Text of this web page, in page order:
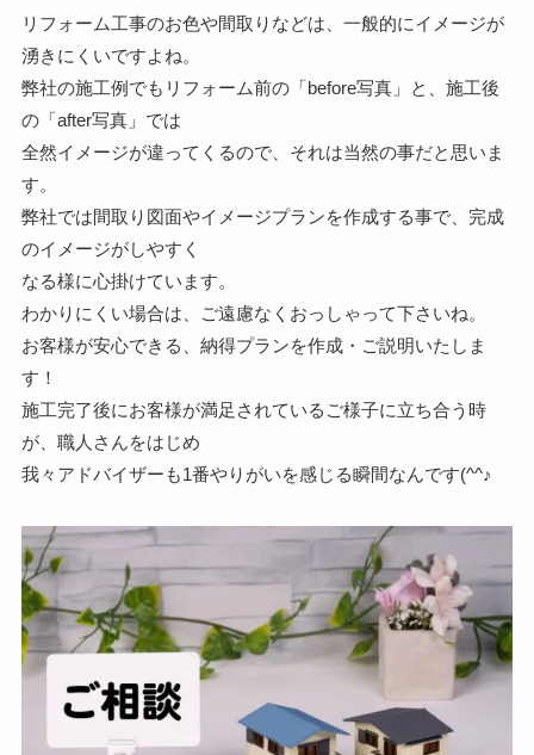
リフォーム工事のお色や間取りなどは、一般的にイメージが
湧きにくいですよね。
弊社の施工例でもリフォーム前の「before写真」と、施工後
の「after写真」では
全然イメージが違ってくるので、それは当然の事だと思いま
す。
弊社では間取り図面やイメージプランを作成する事で、完成
のイメージがしやすく
なる様に心掛けています。
わかりにくい場合は、ご遠慮なくおっしゃって下さいね。
お客様が安心できる、納得プランを作成・ご説明いたしま
す！
施工完了後にお客様が満足されているご様子に立ち合う時
が、職人さんをはじめ
我々アドバイザーも1番やりがいを感じる瞬間なんです(^^♪